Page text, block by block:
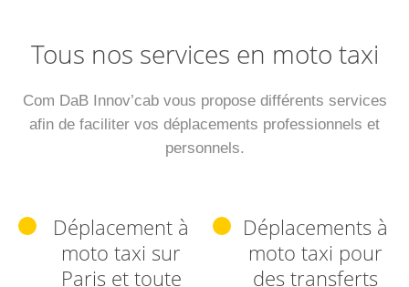
Tous nos services en moto taxi
Com DaB Innov’cab vous propose différents services
afin de faciliter vos déplacements professionnels et
personnels.
Déplacement à
moto taxi sur
Paris et toute
Déplacements à
moto taxi pour
des transferts